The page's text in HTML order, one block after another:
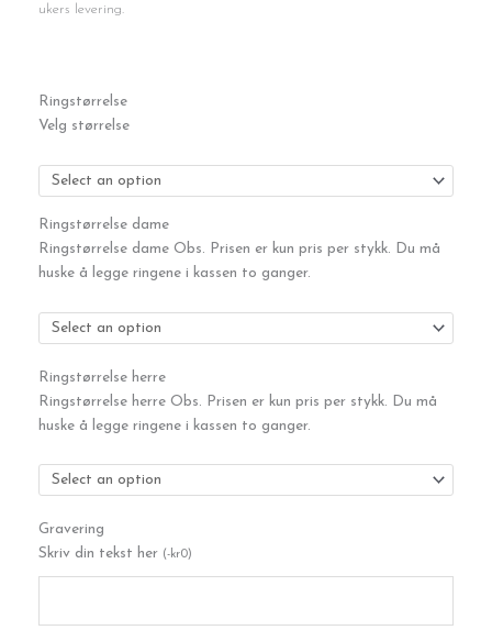
ukers levering.
Ringstørrelse
Velg størrelse
Ringstørrelse dame
Ringstørrelse dame Obs. Prisen er kun pris per stykk. Du må
huske å legge ringene i kassen to ganger.
Ringstørrelse herre
Ringstørrelse herre Obs. Prisen er kun pris per stykk. Du må
huske å legge ringene i kassen to ganger.
Gravering
Skriv din tekst her (-kr0)
m
diamanter
antall